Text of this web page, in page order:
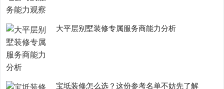
大平层别墅装修专属服务商能力分析
宝坻装修怎么选？这份参考名单不妨先了解